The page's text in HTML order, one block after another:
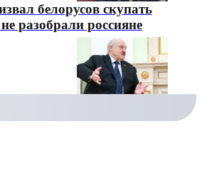
белорусов скупать
разобрали россияне